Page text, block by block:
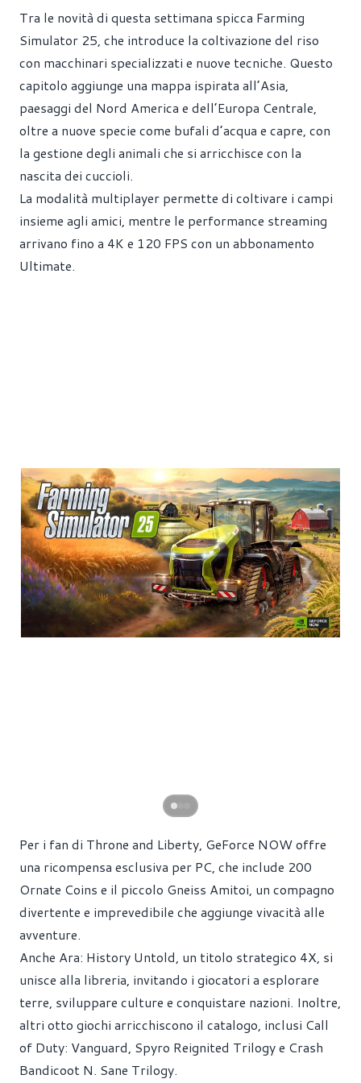
Tra le novità di questa settimana spicca Farming
Simulator 25, che introduce la coltivazione del riso
con macchinari specializzati e nuove tecniche. Questo
capitolo aggiunge una mappa ispirata all’Asia,
paesaggi del Nord America e dell’Europa Centrale,
oltre a nuove specie come bufali d’acqua e capre, con
la gestione degli animali che si arricchisce con la
nascita dei cuccioli.
La modalità multiplayer permette di coltivare i campi
insieme agli amici, mentre le performance streaming
arrivano fino a 4K e 120 FPS con un abbonamento
Ultimate.
Per i fan di Throne and Liberty, GeForce NOW offre
una ricompensa esclusiva per PC, che include 200
Ornate Coins e il piccolo Gneiss Amitoi, un compagno
divertente e imprevedibile che aggiunge vivacità alle
avventure.
Anche Ara: History Untold, un titolo strategico 4X, si
unisce alla libreria, invitando i giocatori a esplorare
terre, sviluppare culture e conquistare nazioni. Inoltre,
altri otto giochi arricchiscono il catalogo, inclusi Call
of Duty: Vanguard, Spyro Reignited Trilogy e Crash
Bandicoot N. Sane Trilogy.